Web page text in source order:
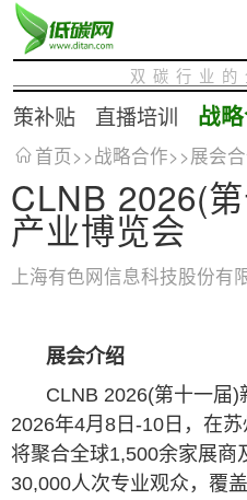
双碳行业
策补贴 直播培训 战
首页>>战略合作>>展会
CLNB 2026(
产业博览会
上海有色网信息科技股份有
展会介绍
CLNB 2026(第十一届
2026年4月8日-10日，在
将聚合全球1,500余家展商
30,000人次专业观众，覆